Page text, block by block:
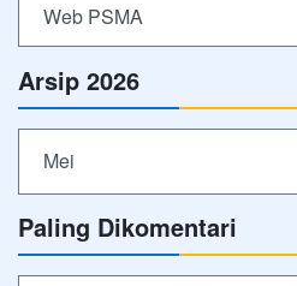
Web PSMA
Arsip 2026
Mei
Paling Dikomentari